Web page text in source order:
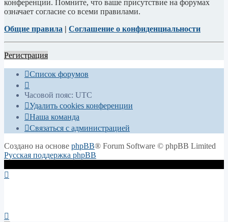
конференции. Помните, что ваше присутствие на форумах
означает согласие со всеми правилами.
Общие правила | Соглашение о конфиденциальности
Регистрация
Список форумов
Часовой пояс: UTC
Удалить cookies конференции
Наша команда
Связаться с администрацией
Создано на основе phpBB® Forum Software © phpBB Limited
Русская поддержка phpBB